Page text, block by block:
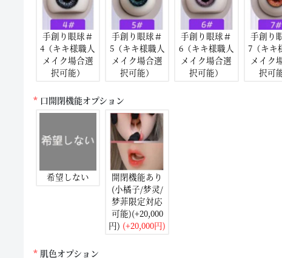
手創り眼球＃
4（キキ様職人
メイク場合選
択可能）
手創り眼球＃
5（キキ様職人
メイク場合選
択可能）
手創り眼球＃
6（キキ様職人
メイク場合選
択可能）
手創り
7（キキ
メイク
択可
口開閉機能オプション
希望しない
開閉機能あり
(小橘子/梦灵/
梦菲限定対応
可能)(+20,000
円) (+20,000円)
肌色オプション